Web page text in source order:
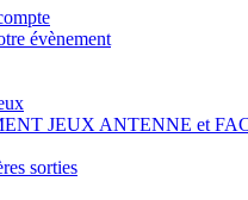
évènement
JEUX ANTENNE et
sorties